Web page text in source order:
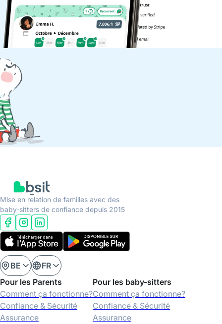
Mise en relation de familles avec des
baby-sitters de confiance depuis 2015
BE
FR
Pour les Parents
Comment ça fonctionne?
Confiance & Sécurité
Assurance
Pour les baby-sitters
Comment ça fonctionne?
Confiance & Sécurité
Assurance